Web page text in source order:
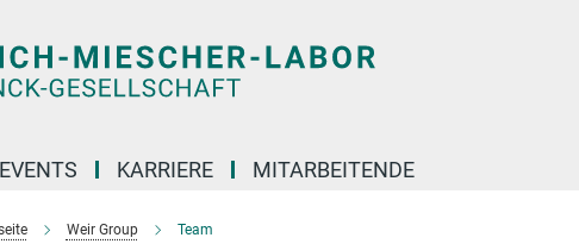
KARRIERE MITARBEITENDE
Weir Group Team